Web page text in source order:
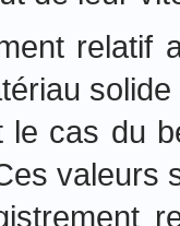
le cas du
valeurs